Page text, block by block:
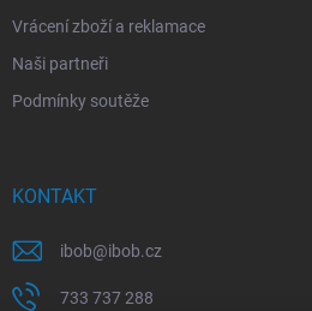
Vrácení zboží a reklamace
Naši partneři
Podmínky soutěže
KONTAKT
ibob@ibob.cz
733 737 288